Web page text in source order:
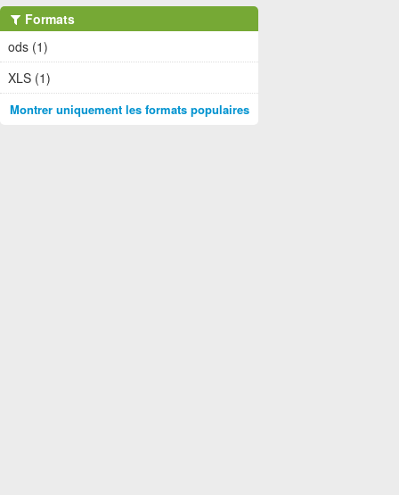
Formats
ods (1)
XLS (1)
Montrer uniquement les formats populaires